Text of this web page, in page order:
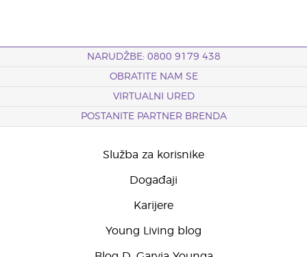
NARUDŽBE: 0800 9179 438
OBRATITE NAM SE
VIRTUALNI URED
POSTANITE PARTNER BRENDA
Služba za korisnike
Događaji
Karijere
Young Living blog